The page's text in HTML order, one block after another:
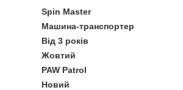
Spin Master
Машина-транспортер
Від 3 років
Жовтий
PAW Patrol
Новий